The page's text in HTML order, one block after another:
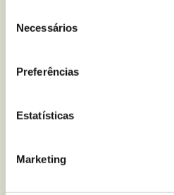
Necessários
Preferências
Estatísticas
Marketing
Trufas de Lima Sem Glúten